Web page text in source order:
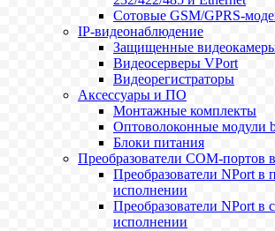
Сотовые GSM/GPRS-
IP-видеонаблюдение
Защищенные
Видеосерверы VPort
Видеорегистраторы
Аксессуары и ПО
Монтажные комплекты
Оптоволоконные модули
Блоки питания
Преобразователи COM-портов
Преобразователи NPort
исполнении
Преобразователи NPort в
исполнении